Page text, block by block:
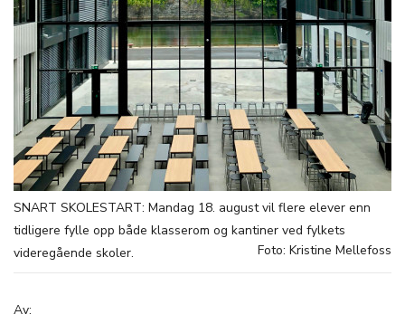
SNART SKOLESTART: Mandag 18. august vil flere elever enn
tidligere fylle opp både klasserom og kantiner ved fylkets
videregående skoler.
Foto: Kristine Mellefoss
Av: